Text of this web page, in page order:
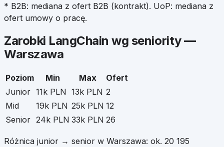
* B2B: mediana z ofert B2B (kontrakt). UoP: mediana z
ofert umowy o pracę.
Zarobki LangChain wg seniority —
Warszawa
Poziom Min Max
Ofert
Junior 11k PLN 13k PLN 2
Mid
19k PLN 25k PLN 12
Senior 24k PLN 33k PLN 26
Różnica junior → senior w Warszawa: ok. 20 195